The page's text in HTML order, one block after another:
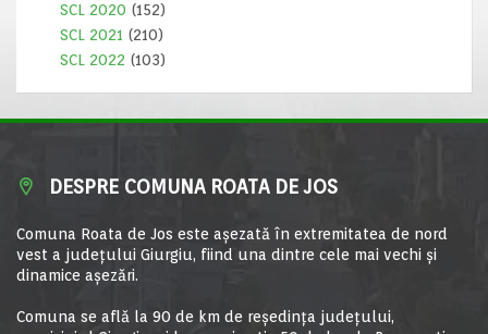
SCL 2020 (152)
SCL 2021 (210)
SCL 2022 (103)
DESPRE COMUNA ROATA DE JOS
Comuna Roata de Jos este aşezată în extremitatea de nord
vest a judeţului Giurgiu, fiind una dintre cele mai vechi şi
dinamice aşezări.
Comuna se află la 90 de km de reşedinţa judeţului,